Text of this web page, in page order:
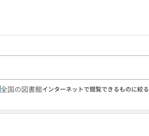
全国の図書館インターネットで閲覧できるものに絞る